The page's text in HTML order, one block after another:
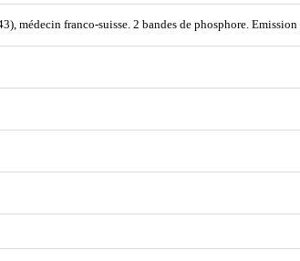
médecin franco-suisse. 2 bandes de phosphore.